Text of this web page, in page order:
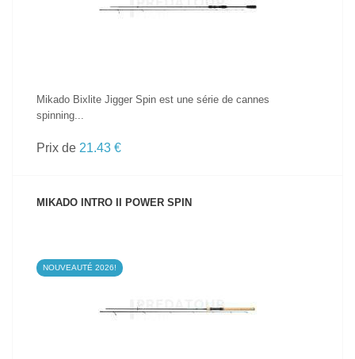
Mikado Bixlite Jigger Spin est une série de cannes
spinning...
Prix de 21.43 €
MIKADO INTRO II POWER SPIN
NOUVEAUTÉ 2026!